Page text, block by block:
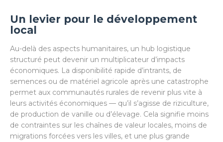
Un levier pour le développement
local
Au-delà des aspects humanitaires, un hub logistique
structuré peut devenir un multiplicateur d’impacts
économiques. La disponibilité rapide d’intrants, de
semences ou de matériel agricole après une catastrophe
permet aux communautés rurales de revenir plus vite à
leurs activités économiques — qu’il s’agisse de riziculture,
de production de vanille ou d’élevage. Cela signifie moins
de contraintes sur les chaînes de valeur locales, moins de
migrations forcées vers les villes, et une plus grande